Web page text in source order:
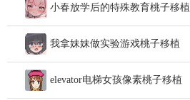
小春放学后的特殊教育桃子移植
我拿妹妹做实验游戏桃子移植
elevator电梯女孩像素桃子移植